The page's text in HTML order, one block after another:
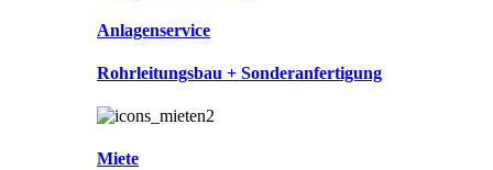
Anlagenservice
Rohrleitungsbau + Sonderanfertigung
Miete